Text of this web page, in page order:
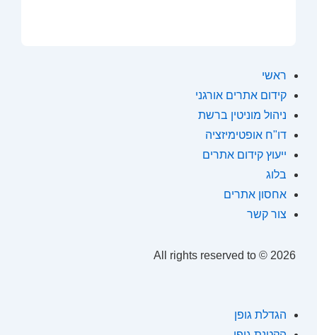
ראשי
קידום אתרים אורגני
ניהול מוניטין ברשת
דו"ח אופטימיזציה
ייעוץ קידום אתרים
בלוג
אחסון אתרים
צור קשר
All rights reserved to © 2026
הגדלת גופן